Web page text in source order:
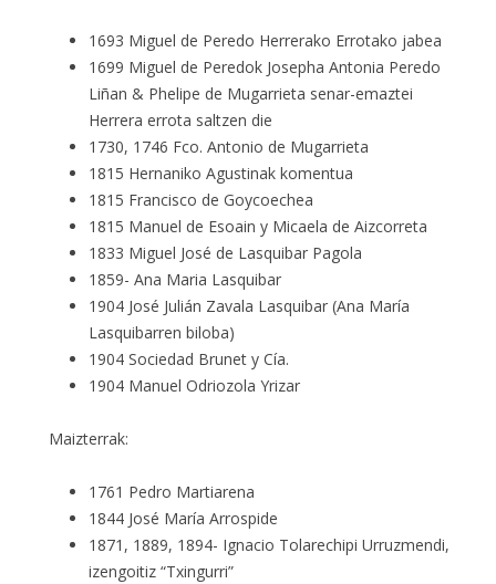
1693 Miguel de Peredo Herrerako Errotako jabea
1699 Miguel de Peredok Josepha Antonia Peredo
Liñan & Phelipe de Mugarrieta senar-emaztei
Herrera errota saltzen die
1730, 1746 Fco. Antonio de Mugarrieta
1815 Hernaniko Agustinak komentua
1815 Francisco de Goycoechea
1815 Manuel de Esoain y Micaela de Aizcorreta
1833 Miguel José de Lasquibar Pagola
1859- Ana Maria Lasquibar
1904 José Julián Zavala Lasquibar (Ana María
Lasquibarren biloba)
1904 Sociedad Brunet y Cía.
1904 Manuel Odriozola Yrizar
Maizterrak:
1761 Pedro Martiarena
1844 José María Arrospide
1871, 1889, 1894- Ignacio Tolarechipi Urruzmendi,
izengoitiz “Txingurri”